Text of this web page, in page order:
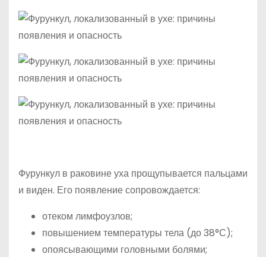
Фурункул в раковине уха прощупывается пальцами
и виден. Его появление сопровождается:
отеком лимфоузлов;
повышением температуры тела (до 38°С);
опоясывающими головными болями;